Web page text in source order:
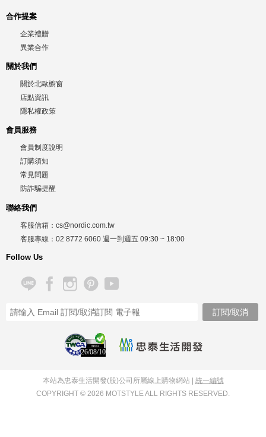
合作提案
企業禮贈
異業合作
關於我們
關於北歐櫥窗
店點資訊
隱私權政策
會員服務
會員制度說明
訂購須知
常見問題
防詐騙提醒
聯絡我們
客服信箱： cs@nordic.com.tw
客服專線： 02 8772 6060 週一到週五 09:30 ~ 18:00
Follow Us
26/08/10
本站為忠泰生活開發(股)公司所屬線上購物網站 | 統一編號
COPYRIGHT © 2026 MOTSTYLE ALL RIGHTS RESERVED.